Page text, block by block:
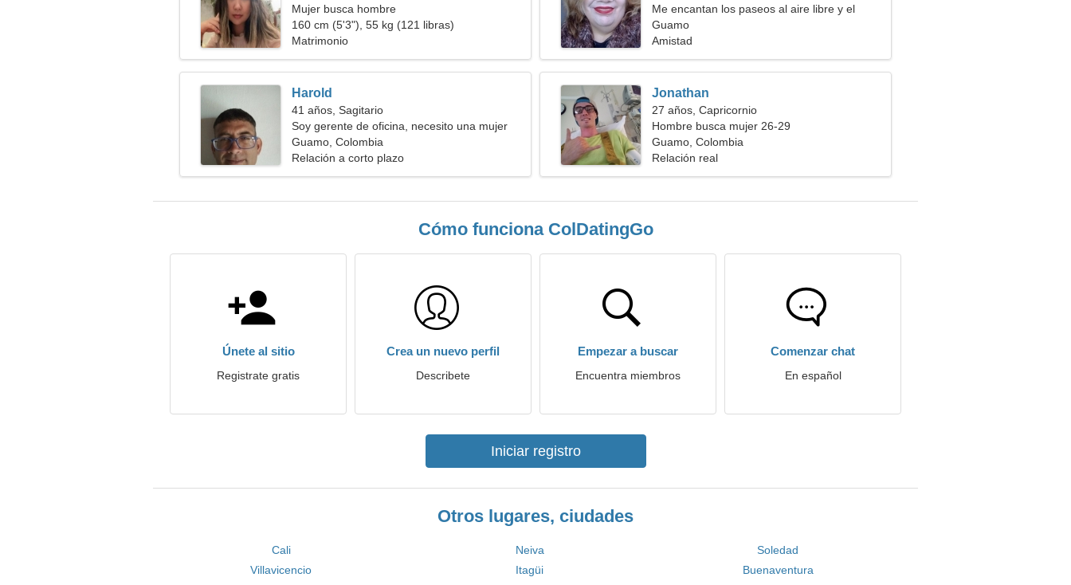
Mujer busca hombre
160 cm (5'3"), 55 kg (121 libras)
Matrimonio
Me encantan los paseos al aire libre y el
fútbol
Guamo
Amistad
Harold
41 años, Sagitario
Soy gerente de oficina, necesito una mujer
alegre
Guamo, Colombia
Relación a corto plazo
Jonathan
27 años, Capricornio
Hombre busca mujer 26-29
Guamo, Colombia
Relación real
Cómo funciona ColDatingGo
Únete al sitio
Registrate gratis
Crea un nuevo perfil
Describete
Empezar a buscar
Encuentra miembros
Comenzar chat
En español
Iniciar registro
Otros lugares, ciudades
Cali Neiva
Soledad
Villavicencio
Itagüi
Buenaventura